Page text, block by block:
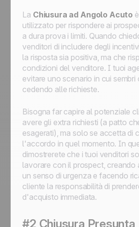
La Chiusura ad Angolo Acuto
utilizzato per rispondere ai
a dura prova i limiti. Quando
venditori di includere degli
la risposta sia positiva, ma che
condizioni del venditore. I tuoi
evitare uno scenario in cui sembri
cedendo alle richieste.
Bisogna far capire al potenziale
avere gli extra richiesti (a patto
esagerati), ma solo se accetta di
l'accordo in quel momento. In
dimostrerete che i tuoi venditori
lavorare con il prospect, creando
un senso di urgenza e facendo
cliente la responsabilità di
d'acquisto immediata.
#2 Chiusura Presunta